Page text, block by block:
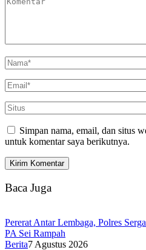
Simpan nama, email, dan situs
untuk komentar saya berikutnya.
Baca Juga
Pererat Antar Lembaga, Polres
PA Sei Rampah
Berita7 Agustus 2026